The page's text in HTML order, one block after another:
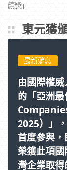
續獎」
東元獲頒《HR
最新消息
由國際權
的「亞洲
2025）」
首度參與
榮獲此項
灣企業取